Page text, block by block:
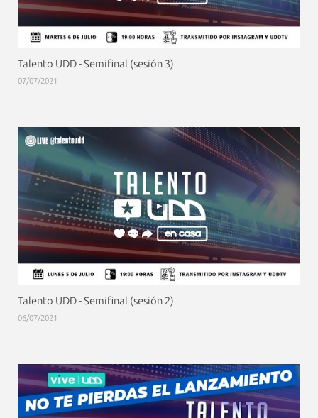
Talento UDD - Semifinal (sesión 3)
07/07/2021
Talento UDD - Semifinal (sesión 2)
06/07/2021